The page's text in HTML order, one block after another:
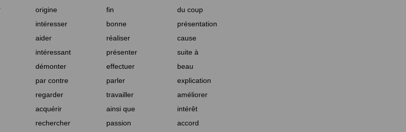
origine fin
du coup
intéresser bonne
présentation
aider réaliser
cause
intéressant présenter
suite à
démonter effectuer
beau
par contre parler
explication
regarder travailler
améliorer
acquérir ainsi que
intérêt
rechercher passion accord